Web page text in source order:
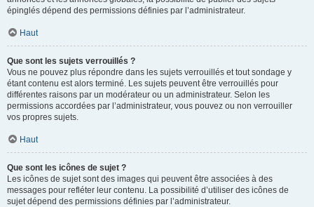
épinglés dépend des permissions définies par l’administrateur.
Haut
Que sont les sujets verrouillés ?
Vous ne pouvez plus répondre dans les sujets verrouillés et tout sondage y
étant contenu est alors terminé. Les sujets peuvent être verrouillés pour
différentes raisons par un modérateur ou un administrateur. Selon les
permissions accordées par l’administrateur, vous pouvez ou non verrouiller
vos propres sujets.
Haut
Que sont les icônes de sujet ?
Les icônes de sujet sont des images qui peuvent être associées à des
messages pour refléter leur contenu. La possibilité d’utiliser des icônes de
sujet dépend des permissions définies par l’administrateur.